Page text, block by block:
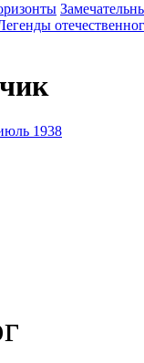
1938